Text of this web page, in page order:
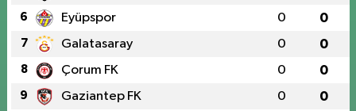
6 Eyüpspor 0 0
7 Galatasaray 0 0
8 Çorum FK 0 0
9 Gaziantep FK 0 0